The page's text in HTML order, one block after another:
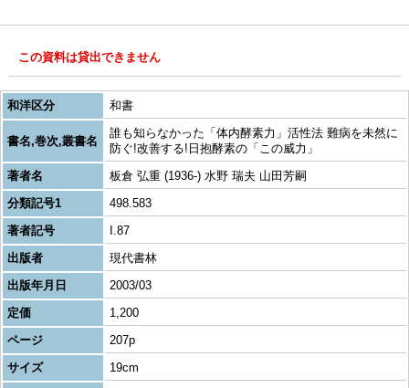
この資料は貸出できません
和洋区分 和書
書名,巻次,叢書名
誰も知らなかった「体内酵素力」活性法 難病を未然に
防ぐ!改善する!日抱酵素の「この威力」
著者名
板倉 弘重 (1936-) 水野 瑞夫 山田芳嗣
分類記号1
498.583
著者記号
I.87
出版者
現代書林
出版年月日
2003/03
定価
1,200
ページ
207p
サイズ
19cm